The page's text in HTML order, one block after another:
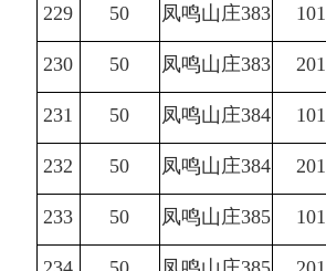
229 50 凤鸣山庄383 101
230 50 凤鸣山庄383 201
231 50 凤鸣山庄384 101
232 50 凤鸣山庄384 201
233 50 凤鸣山庄385 101